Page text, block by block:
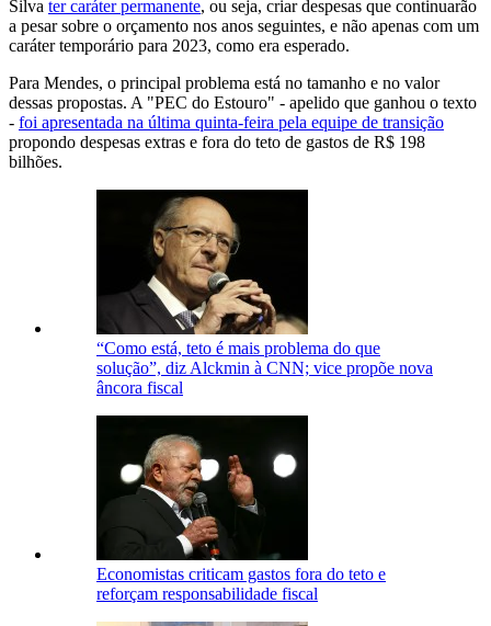
Silva ter caráter permanente, ou seja, criar despesas que continuarão
a pesar sobre o orçamento nos anos seguintes, e não apenas com um
caráter temporário para 2023, como era esperado.
Para Mendes, o principal problema está no tamanho e no valor
dessas propostas. A "PEC do Estouro" - apelido que ganhou o texto
- foi apresentada na última quinta-feira pela equipe de transição
propondo despesas extras e fora do teto de gastos de R$ 198
bilhões.
“Como está, teto é mais problema do que
solução”, diz Alckmin à CNN; vice propõe nova
âncora fiscal
Economistas criticam gastos fora do teto e
reforçam responsabilidade fiscal